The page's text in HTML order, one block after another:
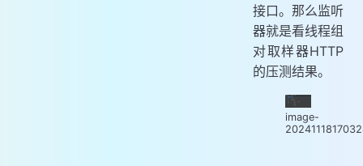
接口。那么监听
器就是看线程组
对取样器HTTP
的压测结果。
image-